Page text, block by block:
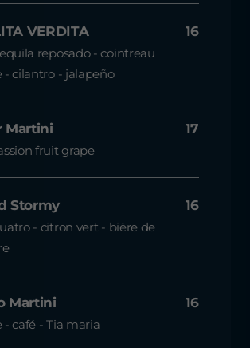
VERDITA 16
reposado - cointreau
- cilantro - jalapeño
Martini 17
fruit grape
Stormy 16
- citron vert - bière de
Martini 16
- café - Tia maria